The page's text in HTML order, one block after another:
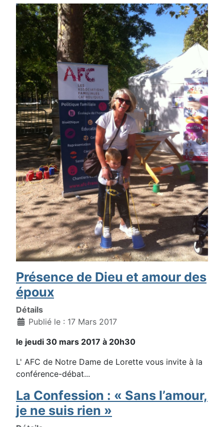
Présence de Dieu et amour des
époux
Détails
Publié le : 17 Mars 2017
le jeudi 30 mars 2017 à 20h30
L' AFC de Notre Dame de Lorette vous invite à la
conférence-débat...
La Confession : « Sans l’amour,
je ne suis rien »